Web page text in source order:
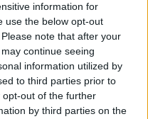
information for
use the below opt-out
note that after your
continue seeing
information utilized by
to third parties prior to
out of the further
by third parties on the